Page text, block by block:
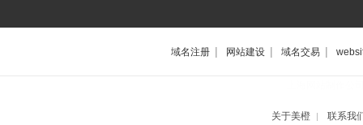
域名注册 | 网站建设 | 域名交易 |
关于美橙 |
联系我